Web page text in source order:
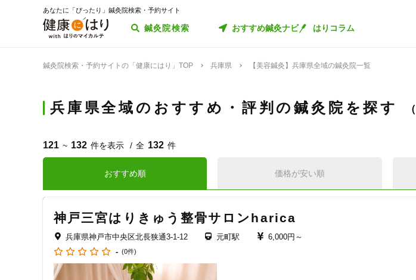
あなたに「ぴったり」鍼灸院検索・予約サイト
鍼灸院検索 おすすめ鍼灸ナビ はりコラム
鍼灸院検索・予約サイトの「健康にはり」TOP 兵庫県 【美容鍼灸】兵庫県全域の鍼灸院一覧
兵庫県全域のおすすめ・評判の鍼灸院を探す
121 ~ 132 件を表示 全 132 件
おすすめ順 価格が安い順
神戸三宮はりきゅう整骨サロンharica
兵庫県神戸市中央区北長狭通3-1-12 元町駅
6,000円～
- (0件)